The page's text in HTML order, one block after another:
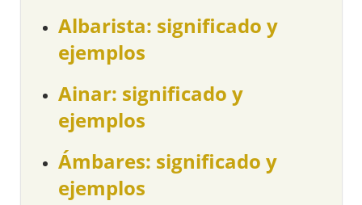
Albarista: significado y
ejemplos
Ainar: significado y
ejemplos
Ámbares: significado y
ejemplos